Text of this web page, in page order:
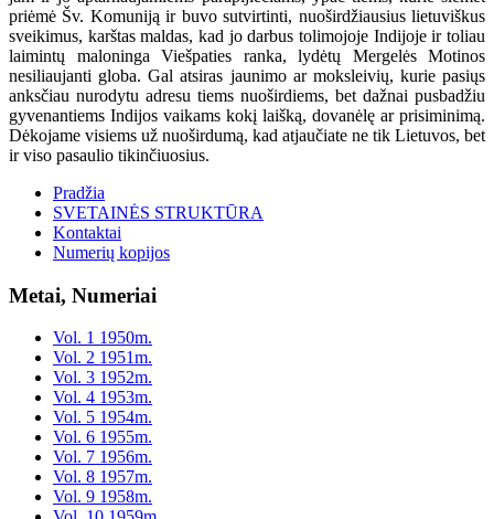
priėmė Šv. Komuniją ir buvo sutvirtinti, nuoširdžiausius lietuviškus
sveikimus, karštas maldas, kad jo darbus tolimojoje Indijoje ir toliau
laimintų maloninga Viešpaties ranka, lydėtų Mergelės Motinos
nesiliaujanti globa. Gal atsiras jaunimo ar moksleivių, kurie pasiųs
anksčiau nurodytu adresu tiems nuoširdiems, bet dažnai pusbadžiu
gyvenantiems Indijos vaikams kokį laišką, dovanėlę ar prisiminimą.
Dėkojame visiems už nuoširdumą, kad atjaučiate ne tik Lietuvos, bet
ir viso pasaulio tikinčiuosius.
Pradžia
SVETAINĖS STRUKTŪRA
Kontaktai
Numerių kopijos
Metai, Numeriai
Vol. 1 1950m.
Vol. 2 1951m.
Vol. 3 1952m.
Vol. 4 1953m.
Vol. 5 1954m.
Vol. 6 1955m.
Vol. 7 1956m.
Vol. 8 1957m.
Vol. 9 1958m.